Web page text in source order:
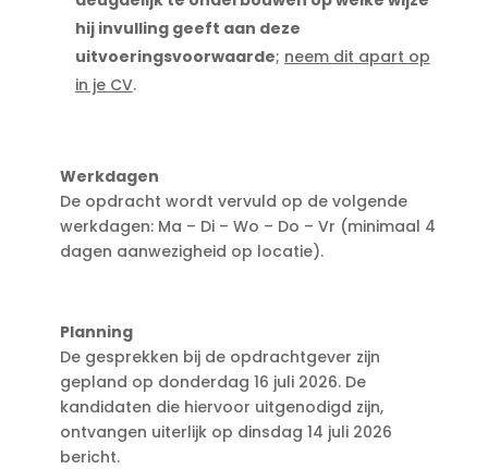
hij invulling geeft aan deze
uitvoeringsvoorwaarde; neem dit apart op
in je CV.
Werkdagen
De opdracht wordt vervuld op de volgende
werkdagen: Ma – Di – Wo – Do – Vr (minimaal 4
dagen aanwezigheid op locatie).
Planning
De gesprekken bij de opdrachtgever zijn
gepland op donderdag 16 juli 2026. De
kandidaten die hiervoor uitgenodigd zijn,
ontvangen uiterlijk op dinsdag 14 juli 2026
bericht.